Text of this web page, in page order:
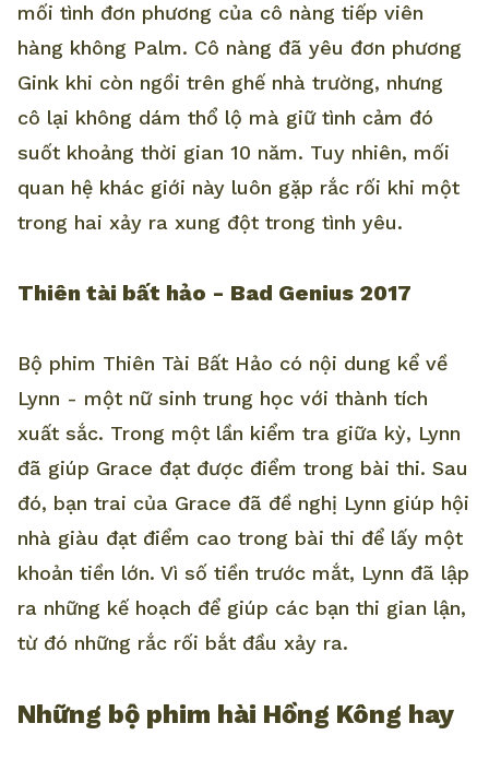
mối tình đơn phương của cô nàng tiếp viên
hàng không Palm. Cô nàng đã yêu đơn phương
Gink khi còn ngồi trên ghế nhà trường, nhưng
cô lại không dám thổ lộ mà giữ tình cảm đó
suốt khoảng thời gian 10 năm. Tuy nhiên, mối
quan hệ khác giới này luôn gặp rắc rối khi một
trong hai xảy ra xung đột trong tình yêu.
Thiên tài bất hảo - Bad Genius 2017
Bộ phim Thiên Tài Bất Hảo có nội dung kể về
Lynn - một nữ sinh trung học với thành tích
xuất sắc. Trong một lần kiểm tra giữa kỳ, Lynn
đã giúp Grace đạt được điểm trong bài thi. Sau
đó, bạn trai của Grace đã đề nghị Lynn giúp hội
nhà giàu đạt điểm cao trong bài thi để lấy một
khoản tiền lớn. Vì số tiền trước mắt, Lynn đã lập
ra những kế hoạch để giúp các bạn thi gian lận,
từ đó những rắc rối bắt đầu xảy ra.
Những bộ phim hài Hồng Kông hay